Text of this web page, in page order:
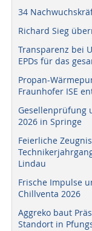
34
Richard Sieg
Transparenz bei
EPDs für das
Propan-
Fraunhofer ISE
Gesellenprüfung
2026 in Springe
Feierliche
Lindau
Frische Impulse
Chillventa 2026
Aggreko baut
Standort in